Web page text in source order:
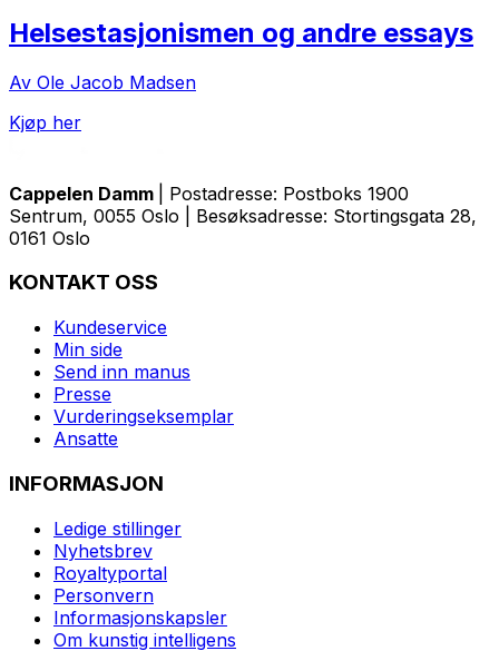
Helsestasjonismen og andre essays
Av Ole Jacob Madsen
Kjøp her
Cappelen Damm
| Postadresse: Postboks 1900
Sentrum, 0055 Oslo | Besøksadresse: Stortingsgata 28,
0161 Oslo
KONTAKT OSS
Kundeservice
Min side
Send inn manus
Presse
Vurderingseksemplar
Ansatte
INFORMASJON
Ledige stillinger
Nyhetsbrev
Royaltyportal
Personvern
Informasjonskapsler
Om kunstig intelligens